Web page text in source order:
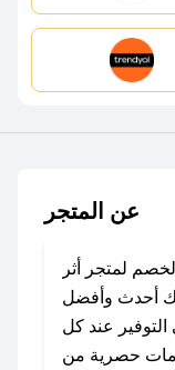
عن المتجر
لمتجر أثر
أحدث وأفضل
عند كل
حصرية من